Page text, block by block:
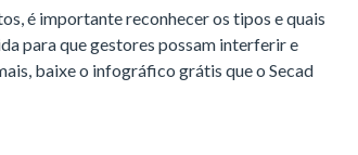
é importante reconhecer os tipos e quais
para que gestores possam interferir e
baixe o infográfico grátis que o Secad